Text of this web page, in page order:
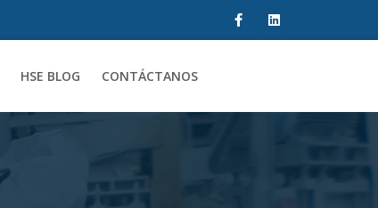
HSE BLOG CONTÁCTANOS